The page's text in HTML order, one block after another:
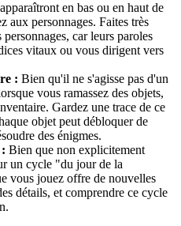
en bas ou en haut de
aux personnages. Faites très
car leurs paroles
vitaux ou vous dirigent vers
: Bien qu'il ne s'agisse pas d'un
vous ramassez des objets,
Gardez une trace de ce
objet peut débloquer de
des énigmes.
Bien que non explicitement
un cycle "du jour de la
vous jouez offre de nouvelles
détails, et comprendre ce cycle